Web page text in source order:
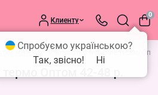
Клиенту
0
женские Колготки женские термо
Оптом 42-48 р.
Спробуємо українською?
Так, звісно!
Ні